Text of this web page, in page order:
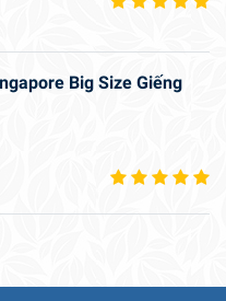
Phường Thủ Đức, TP. Hồ
Phạm Văn Đồng,